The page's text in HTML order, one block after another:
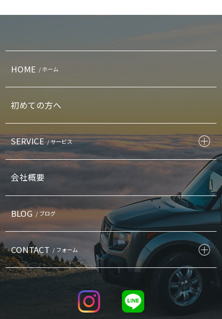
HOME / ホーム
初めての方へ
SERVICE / サービス
会社概要
BLOG / ブログ
CONTACT / フォーム